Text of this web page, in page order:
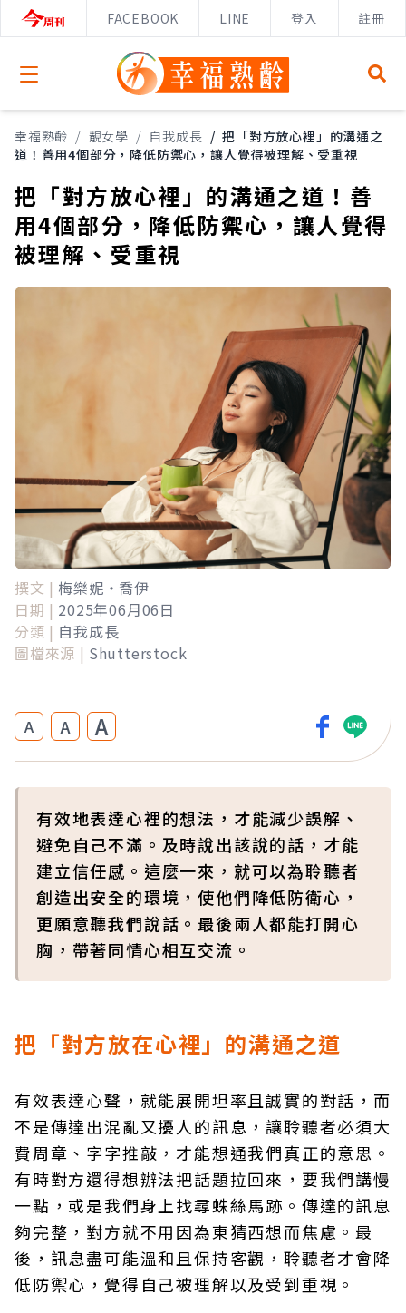
FACEBOOK LINE 登入 註冊
Open menu
幸福熟齡 / 靚女學 / 自我成長 / 把「對方放心裡」的溝通之
道！善用4個部分，降低防禦心，讓人覺得被理解、受重視
把「對方放心裡」的溝通之道！善
用4個部分，降低防禦心，讓人覺得
被理解、受重視
撰文 | 梅樂妮‧喬伊
日期 | 2025年06月06日
分類 | 自我成長
圖檔來源 | Shutterstock
A A A
有效地表達心裡的想法，才能減少誤解、
避免自己不滿。及時說出該說的話，才能
建立信任感。這麼一來，就可以為聆聽者
創造出安全的環境，使他們降低防衛心，
更願意聽我們說話。最後兩人都能打開心
胸，帶著同情心相互交流。
把「對方放在心裡」的溝通之道
有效表達心聲，就能展開坦率且誠實的對話，而
不是傳達出混亂又擾人的訊息，讓聆聽者必須大
費周章、字字推敲，才能想通我們真正的意思。
有時對方還得想辦法把話題拉回來，要我們講慢
一點，或是我們身上找尋蛛絲馬跡。傳達的訊息
夠完整，對方就不用因為東猜西想而焦慮。最
後，訊息盡可能溫和且保持客觀，聆聽者才會降
低防禦心，覺得自己被理解以及受到重視。